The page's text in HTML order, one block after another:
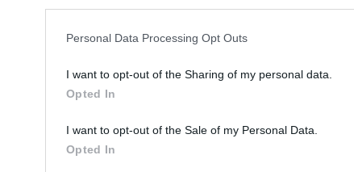
Personal Data Processing Opt Outs
I want to opt-out of the Sharing of my personal data.
Opted In
I want to opt-out of the Sale of my Personal Data.
Opted In
(λ, 65% υπ. – 41% αρ.), Μεταξά, Μερκούρη,